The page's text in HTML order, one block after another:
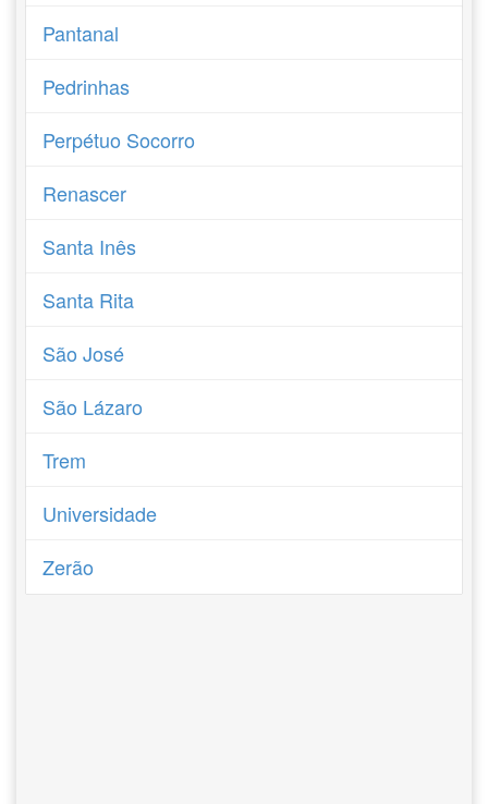
Pantanal
Pedrinhas
Perpétuo Socorro
Renascer
Santa Inês
Santa Rita
São José
São Lázaro
Trem
Universidade
Zerão